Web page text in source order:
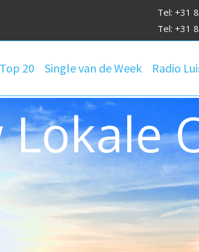
Tel: +31
Tel: +31
20 Single van de Week Radio
Lokale